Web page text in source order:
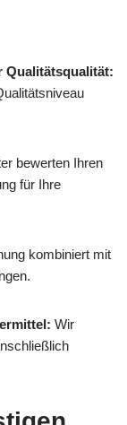
Qualitätsqualität:
bewerten Ihren
für Ihre
kombiniert mit
Wir